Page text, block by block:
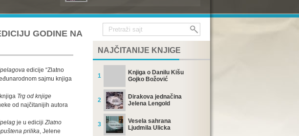
GODINE NA
edicije “Zlatno
sajmu knjiga
Trg od knjige
od najčitanijih autora
je u edicijiZlatno
prilika, Jelene
NAJČITANIJE KNJIGE
1
Knjiga o Danilu Kišu
Gojko Božović
2
Dirakova jednačina
Jelena Lengold
3
Vesela sahrana
Ljudmila Ulicka